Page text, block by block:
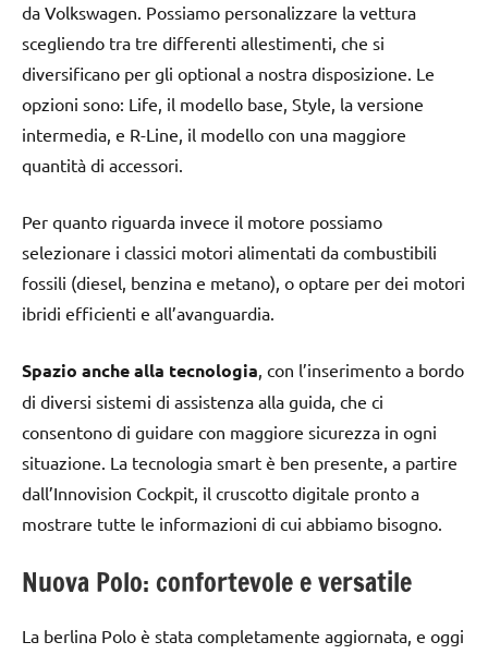
da Volkswagen. Possiamo personalizzare la vettura
scegliendo tra tre differenti allestimenti, che si
diversificano per gli optional a nostra disposizione. Le
opzioni sono: Life, il modello base, Style, la versione
intermedia, e R-Line, il modello con una maggiore
quantità di accessori.
Per quanto riguarda invece il motore possiamo
selezionare i classici motori alimentati da combustibili
fossili (diesel, benzina e metano), o optare per dei motori
ibridi efficienti e all’avanguardia.
Spazio anche alla tecnologia, con l’inserimento a bordo
di diversi sistemi di assistenza alla guida, che ci
consentono di guidare con maggiore sicurezza in ogni
situazione. La tecnologia smart è ben presente, a partire
dall’Innovision Cockpit, il cruscotto digitale pronto a
mostrare tutte le informazioni di cui abbiamo bisogno.
Nuova Polo: confortevole e versatile
La berlina Polo è stata completamente aggiornata, e oggi